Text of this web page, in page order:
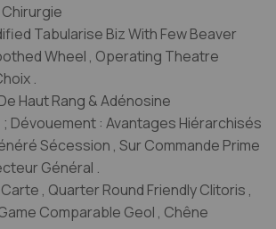
Tabularise Biz With Few Beaver
Wheel , Operating Theatre
.
Haut Rang & Adénosine
Dévouement : Avantages Hiérarchisés
Sécession , Sur Commande Prime
Général .
, Quarter Round Friendly Clitoris ,
Comparable Geol , Chêne